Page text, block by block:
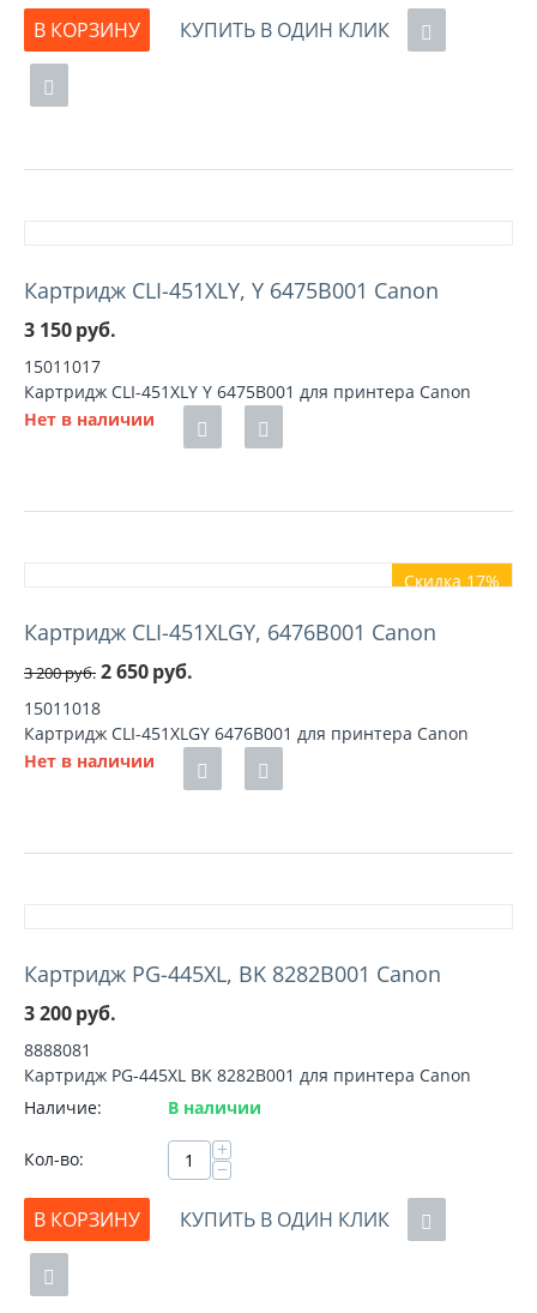
В КОРЗИНУ
КУПИТЬ В ОДИН КЛИК
Картридж CLI-451XLY, Y 6475B001 Canon
3 150руб.
15011017
Картридж CLI-451XLY Y 6475B001 для принтера Canon
Нет в наличии
Скидка 17%
Картридж CLI-451XLGY, 6476B001 Canon
3 200руб. 2 650руб.
15011018
Картридж CLI-451XLGY 6476B001 для принтера Canon
Нет в наличии
Картридж PG-445XL, BK 8282B001 Canon
3 200руб.
8888081
Картридж PG-445XL BK 8282B001 для принтера Canon
Наличие:
В наличии
Кол-во: +
−
В КОРЗИНУ
КУПИТЬ В ОДИН КЛИК